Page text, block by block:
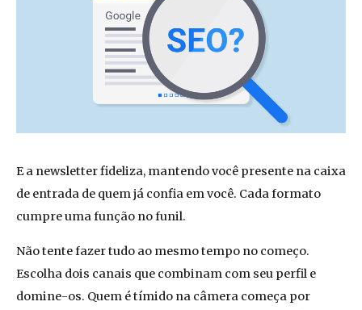
E a newsletter fideliza, mantendo você presente na caixa
de entrada de quem já confia em você. Cada formato
cumpre uma função no funil.
Não tente fazer tudo ao mesmo tempo no começo.
Escolha dois canais que combinam com seu perfil e
domine-os. Quem é tímido na câmera começa por